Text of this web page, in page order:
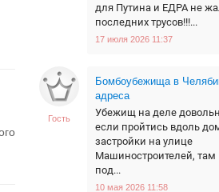
для Путина и ЕДРА не
последних трусов!!!...
17 июля 2026 11:37
Гость
Бомбоубежища в
адреса
Убежищ на деле
если пройтись вдоль
застройки на улице
Машиностроителей,
под...
10 мая 2026 11:58